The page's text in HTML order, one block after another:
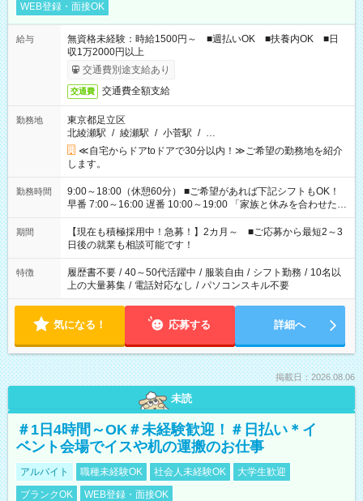
WEB登録・面接OK
給与
無資格未経験：時給1500円～ ■週払いOK ■扶養内OK ■日
収1万2000円以上
交通費別途支給あり
交通費 交通費全額支給
勤務地
東京都足立区
北綾瀬駅 / 綾瀬駅 / 小菅駅 / …
≪自宅からドアtoドアで30分以内！≫ご希望の勤務地を紹介
します。
勤務時間
9:00～18:00（休憩60分） ■ご希望があれば下記シフトもOK！
早番 7:00～16:00 遅番 10:00～19:00 「家族と休みを合わせた
い」 「余裕を持って夕飯の準備がしたい」 「できれば残業はし
たくない」 など、ご希望を教えてくださいね。 ※Wワーク希望
の方へ 今ご覧のお仕事で希望する勤務時間と、もう1つのお仕事
の勤務時間。 合計で週40時間を超える場合は応募できません。
期間
【現在も積極採用中！急募！】2カ月～ ■ご応募から最短2～3
日後の就業も相談可能です！
特徴 履歴書不要 / 40～50代活躍中 / 服装自由 / シフト勤務 / 10名以
上の大量募集 / 電話対応なし / パソコンスキル不要
気になる！ 応募する 詳細へ
掲載日：2026.08.06
未読
＃1日4時間～OK＃未経験歓迎！＃日払い＊イ
ベント会場でイスや机の運搬のお仕事
アルバイト 職種未経験OK 社会人未経験OK
大学生歓迎
ブランクOK
WEB登録・面接OK